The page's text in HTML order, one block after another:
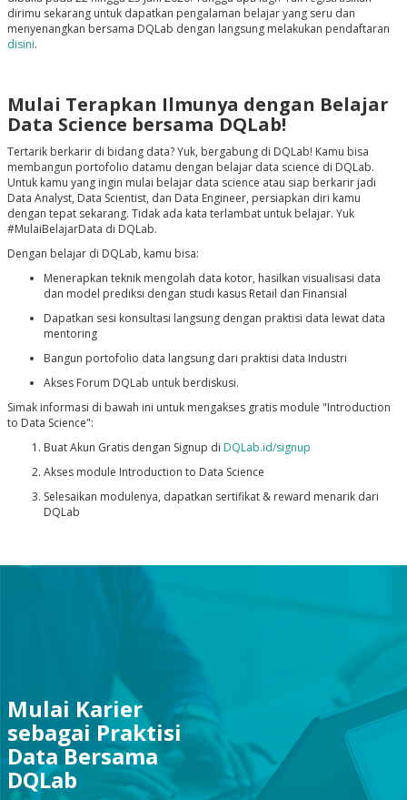
dirimu sekarang untuk dapatkan pengalaman belajar yang seru dan
menyenangkan bersama DQLab dengan langsung melakukan pendaftaran
disini.
Mulai Terapkan Ilmunya dengan Belajar
Data Science bersama DQLab!
Tertarik berkarir di bidang data? Yuk, bergabung di DQLab! Kamu bisa
membangun portofolio datamu dengan belajar data science di DQLab.
Untuk kamu yang ingin mulai belajar data science atau siap berkarir jadi
Data Analyst, Data Scientist, dan Data Engineer, persiapkan diri kamu
dengan tepat sekarang. Tidak ada kata terlambat untuk belajar. Yuk
#MulaiBelajarData di DQLab.
Dengan belajar di DQLab, kamu bisa:
Menerapkan teknik mengolah data kotor, hasilkan visualisasi data
dan model prediksi dengan studi kasus Retail dan Finansial
Dapatkan sesi konsultasi langsung dengan praktisi data lewat data
mentoring
Bangun portofolio data langsung dari praktisi data Industri
Akses Forum DQLab untuk berdiskusi.
Simak informasi di bawah ini untuk mengakses gratis module "Introduction
to Data Science":
Buat Akun Gratis dengan Signup di DQLab.id/signup
Akses module Introduction to Data Science
Selesaikan modulenya, dapatkan sertifikat & reward menarik dari
DQLab
Mulai Karier
sebagai Praktisi
Data Bersama
DQLab